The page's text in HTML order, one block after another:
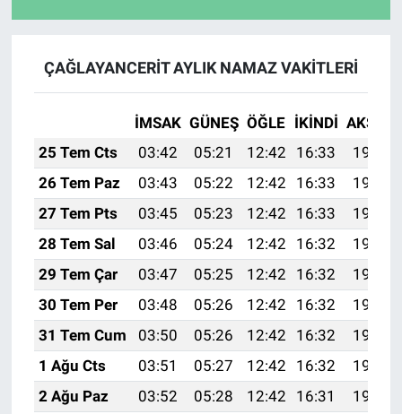
ÇAĞLAYANCERİT AYLIK NAMAZ VAKITLERI
İMSAK GÜNEŞ ÖĞLE İKINDI AKŞAM
25 Tem Cts
03:42 05:21 12:42 16:33
19:53
26 Tem Paz
03:43 05:22 12:42 16:33
19:53
27 Tem Pts
03:45 05:23 12:42 16:33
19:52
28 Tem Sal
03:46 05:24 12:42 16:32
19:51
29 Tem Çar
03:47 05:25 12:42 16:32
19:50
30 Tem Per
03:48 05:26 12:42 16:32
19:49
31 Tem Cum
03:50 05:26 12:42 16:32
19:48
1 Ağu Cts
03:51 05:27 12:42 16:32
19:47
2 Ağu Paz
03:52 05:28 12:42 16:31
19:46